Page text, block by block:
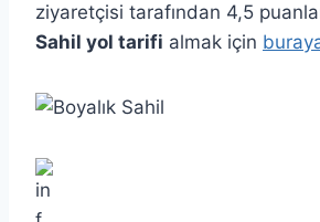
ziyaretçisi tarafından 4,5
Sahil yol tarifi almak için